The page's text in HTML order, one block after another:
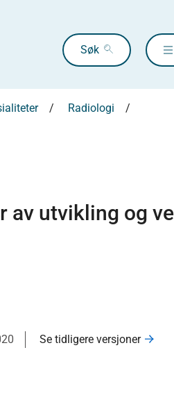
Søk
Radiologi
av utvikling og
Se tidligere versjoner